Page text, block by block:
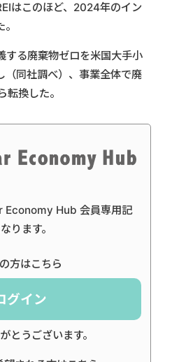
はこのほど、2024年のイン
する廃棄物ゼロを米国大手小
（同社調べ）、事業全体で廃
換した。
Economy Hub 会員専用記
ります。
方はこちら
グイン
とうございます。